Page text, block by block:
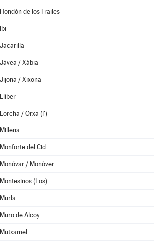
Hondón de los Frailes
Ibi
Jacarilla
Jávea / Xàbia
Jijona / Xixona
Llíber
Lorcha / Orxa (l')
Millena
Monforte del Cid
Monóvar / Monòver
Montesinos (Los)
Murla
Muro de Alcoy
Mutxamel